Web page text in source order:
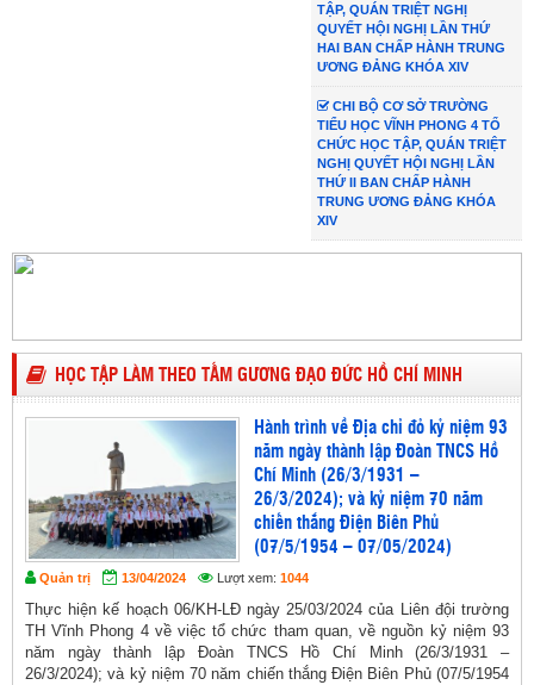
TẬP, QUÁN TRIỆT NGHỊ
QUYẾT HỘI NGHỊ LẦN THỨ
HAI BAN CHẤP HÀNH TRUNG
ƯƠNG ĐẢNG KHÓA XIV
CHI BỘ CƠ SỞ TRƯỜNG
TIỂU HỌC VĨNH PHONG 4 TỔ
CHỨC HỌC TẬP, QUÁN TRIỆT
NGHỊ QUYẾT HỘI NGHỊ LẦN
THỨ II BAN CHẤP HÀNH
TRUNG ƯƠNG ĐẢNG KHÓA
XIV
HỌC TẬP LÀM THEO TẤM GƯƠNG ĐẠO ĐỨC HỒ CHÍ MINH
Hành trình về Địa chỉ đỏ kỷ niệm 93
năm ngày thành lập Đoàn TNCS Hồ
Chí Minh (26/3/1931 –
26/3/2024); và kỷ niệm 70 năm
chiến thắng Điện Biên Phủ
(07/5/1954 – 07/05/2024)
Quản trị 13/04/2024 Lượt xem: 1044
Thực hiện kế hoạch 06/KH-LĐ ngày 25/03/2024 của Liên đội trường
TH Vĩnh Phong 4 về việc tổ chức tham quan, về nguồn kỷ niệm 93
năm ngày thành lập Đoàn TNCS Hồ Chí Minh (26/3/1931 –
26/3/2024); và kỷ niệm 70 năm chiến thắng Điện Biên Phủ (07/5/1954